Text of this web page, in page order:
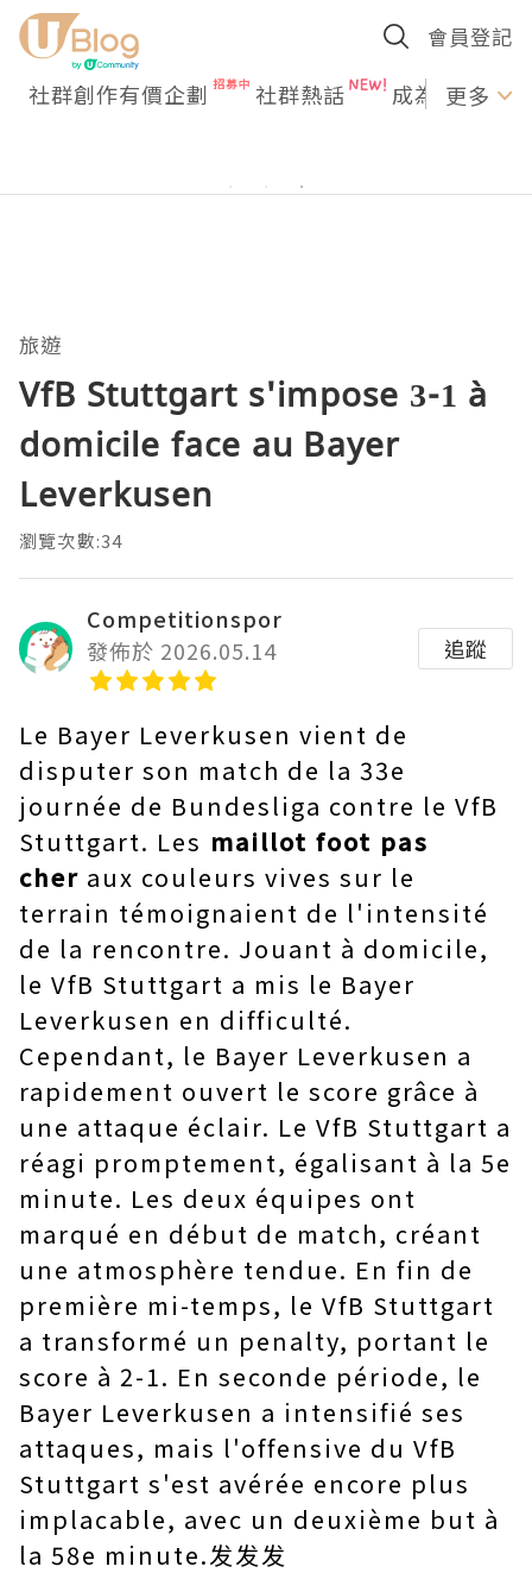
會員登記
社群創作有價企劃 社群熱話 成為U更多
旅遊
VfB Stuttgart s'impose 3-1 à
domicile face au Bayer
Leverkusen
瀏覽次數:34
Competitionspor
發佈於 2026.05.14
追蹤
Le Bayer Leverkusen vient de
disputer son match de la 33e
journée de Bundesliga contre le VfB
Stuttgart. Les maillot foot pas
cher aux couleurs vives sur le
terrain témoignaient de l'intensité
de la rencontre. Jouant à domicile,
le VfB Stuttgart a mis le Bayer
Leverkusen en difficulté.
Cependant, le Bayer Leverkusen a
rapidement ouvert le score grâce à
une attaque éclair. Le VfB Stuttgart a
réagi promptement, égalisant à la 5e
minute. Les deux équipes ont
marqué en début de match, créant
une atmosphère tendue. En fin de
première mi-temps, le VfB Stuttgart
a transformé un penalty, portant le
score à 2-1. En seconde période, le
Bayer Leverkusen a intensifié ses
attaques, mais l'offensive du VfB
Stuttgart s'est avérée encore plus
implacable, avec un deuxième but à
la 58e minute.发发发